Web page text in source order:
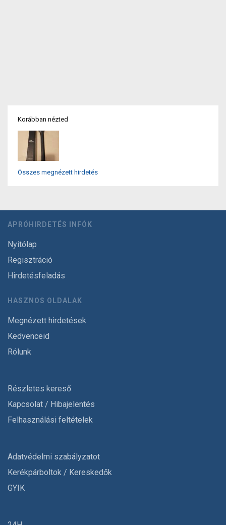
Korábban nézted
Összes megnézett hirdetés
APRÓHIRDETÉS INFÓK
Nyitólap
Regisztráció
Hirdetésfeladás
HASZNOS OLDALAK
Megnézett hirdetések
Kedvenceid
Rólunk
Részletes kereső
Kapcsolat / Hibajelentés
Felhasználási feltételek
Adatvédelmi szabályzatot
Kerékpárboltok / Kereskedők
GYIK